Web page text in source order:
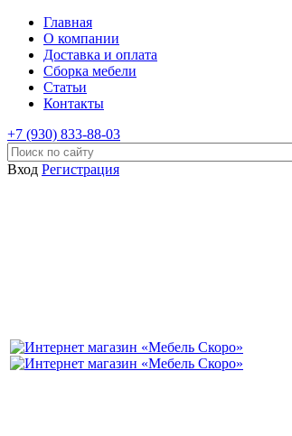
Главная
О компании
Доставка и оплата
Сборка мебели
Статьи
Контакты
+7 (930) 833-88-03
Вход Регистрация